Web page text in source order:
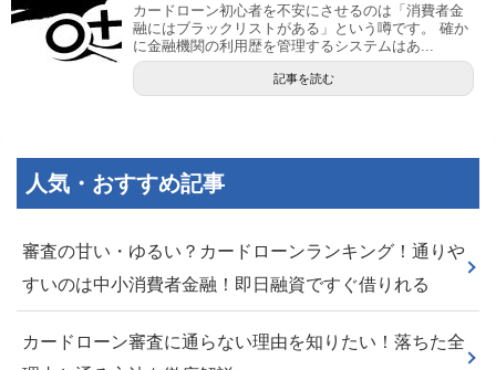
カードローン初心者を不安にさせるのは「消費者金
融にはブラックリストがある」という噂です。 確か
に金融機関の利用歴を管理するシステムはあ...
記事を読む
人気・おすすめ記事
審査の甘い・ゆるい？カードローンランキング！通りや
すいのは中小消費者金融！即日融資ですぐ借りれる
カードローン審査に通らない理由を知りたい！落ちた全